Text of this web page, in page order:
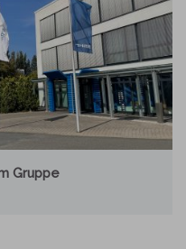
Gruppe